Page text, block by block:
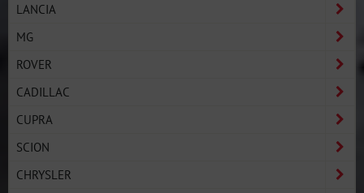
LANCIA
MG
ROVER
CADILLAC
CUPRA
SCION
CHRYSLER